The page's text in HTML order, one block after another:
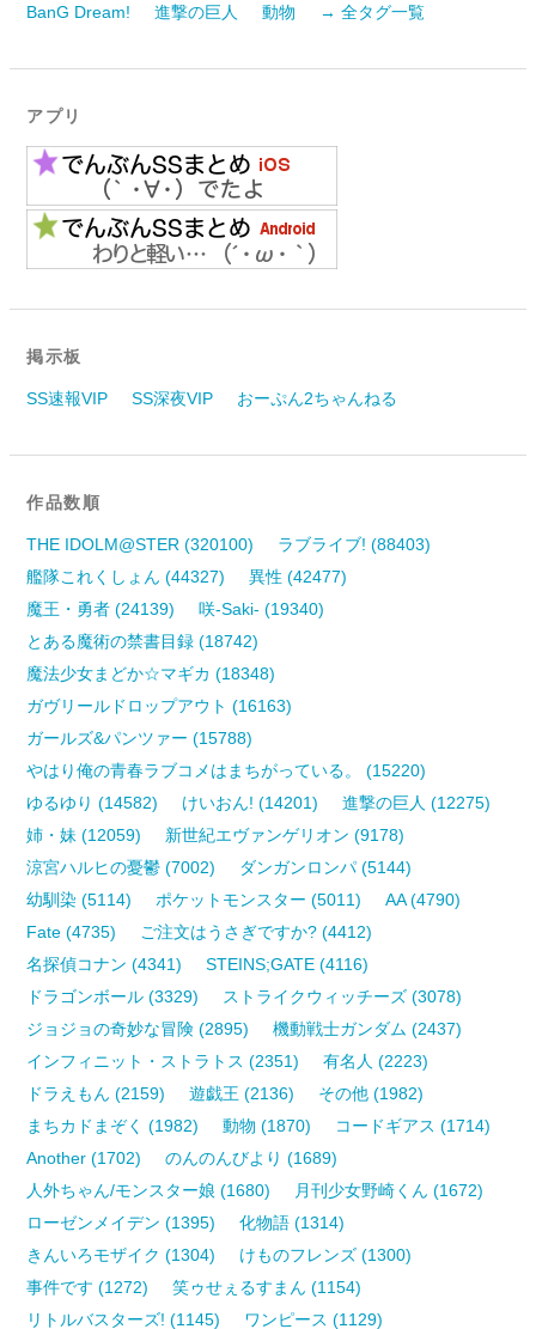
BanG Dream!
進撃の巨人 動物 → 全タグ一覧
アプリ
掲示板
SS速報VIP SS深夜VIP おーぷん2ちゃんねる
作品数順
THE IDOLM@STER (320100)
ラブライブ! (88403)
艦隊これくしょん (44327)
異性 (42477)
魔王・勇者 (24139)
咲-Saki- (19340)
とある魔術の禁書目録 (18742)
魔法少女まどか☆マギカ (18348)
ガヴリールドロップアウト (16163)
ガールズ&パンツァー (15788)
やはり俺の青春ラブコメはまちがっている。 (15220)
ゆるゆり (14582)
けいおん! (14201)
進撃の巨人 (12275)
姉・妹 (12059)
新世紀エヴァンゲリオン (9178)
涼宮ハルヒの憂鬱 (7002)
ダンガンロンパ (5144)
幼馴染 (5114)
ポケットモンスター (5011)
AA (4790)
Fate (4735)
ご注文はうさぎですか? (4412)
名探偵コナン (4341)
STEINS;GATE (4116)
ドラゴンボール (3329)
ストライクウィッチーズ (3078)
ジョジョの奇妙な冒険 (2895)
機動戦士ガンダム (2437)
インフィニット・ストラトス (2351)
有名人 (2223)
ドラえもん (2159)
遊戯王 (2136)
その他 (1982)
まちカドまぞく (1982)
動物 (1870)
コードギアス (1714)
Another (1702)
のんのんびより (1689)
人外ちゃん/モンスター娘 (1680)
月刊少女野崎くん (1672)
ローゼンメイデン (1395)
化物語 (1314)
きんいろモザイク (1304)
けものフレンズ (1300)
事件です (1272)
笑ゥせぇるすまん (1154)
リトルバスターズ! (1145)
ワンピース (1129)